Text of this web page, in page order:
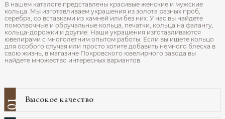
В нашем каталоге представлены красивые женские и мужские
кольца. Мы изготавливаем украшения из золота разных проб,
серебра, со вставками из камней или без них. У нас вы найдете
помолвочные и обручальные кольца, печатки, кольца на фалангу,
кольца-дорожки и другие. Наши украшения изготавливаются
ювелирами с многолетним опытом работы. Если вы ищете кольцо
для особого случая или просто хотите добавить немного блеска в
свою жизнь, в магазине Покровского ювелирного завода вы
найдете множество интересных вариантов.
01 Высокое качество